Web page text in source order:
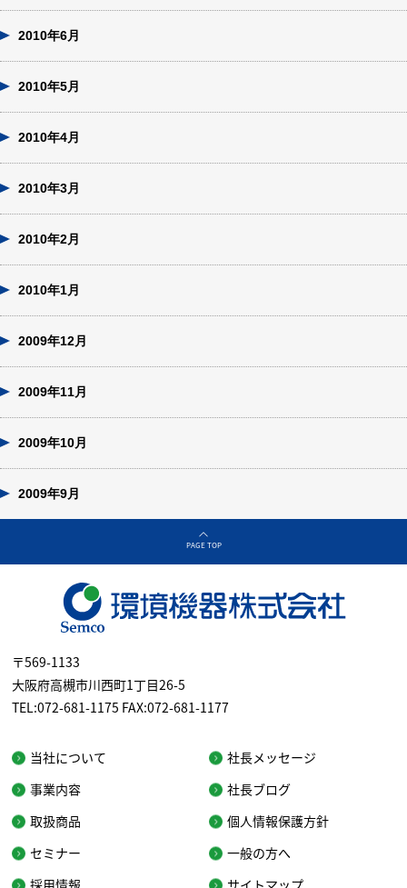
2010年6月
2010年5月
2010年4月
2010年3月
2010年2月
2010年1月
2009年12月
2009年11月
2009年10月
2009年9月
PAGE TOP
〒569-1133
大阪府高槻市川西町1丁目26-5
TEL:072-681-1175 FAX:072-681-1177
当社について
事業内容
取扱商品
セミナー
採用情報
社長メッセージ
社長ブログ
個人情報保護方針
一般の方へ
サイトマップ